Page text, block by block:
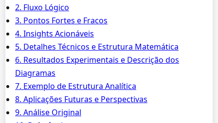
2. Fluxo Lógico
3. Pontos Fortes e Fracos
4. Insights Acionáveis
5. Detalhes Técnicos e Estrutura Matemática
6. Resultados Experimentais e Descrição dos
Diagramas
7. Exemplo de Estrutura Analítica
8. Aplicações Futuras e Perspectivas
9. Análise Original